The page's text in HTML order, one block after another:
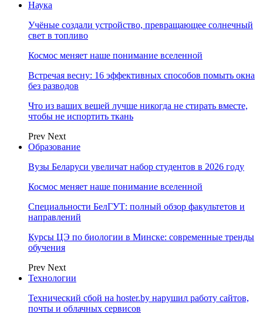
Наука
Учёные создали устройство, превращающее солнечный
свет в топливо
Космос меняет наше понимание вселенной
Встречая весну: 16 эффективных способов помыть окна
без разводов
Что из ваших вещей лучше никогда не стирать вместе,
чтобы не испортить ткань
Prev Next
Образование
Вузы Беларуси увеличат набор студентов в 2026 году
Космос меняет наше понимание вселенной
Специальности БелГУТ: полный обзор факультетов и
направлений
Курсы ЦЭ по биологии в Минске: современные тренды
обучения
Prev Next
Технологии
Технический сбой на hoster.by нарушил работу сайтов,
почты и облачных сервисов